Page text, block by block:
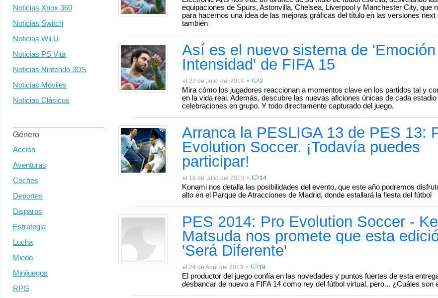
Noticias Xbox 360
Noticias Switch
Noticias Wii U
Noticias PS Vita
Noticias Nintendo 3DS
Noticias Móviles
Noticias Clásicos
Género
Acción
Aventuras
Coches
Deportes
Disparos
Estrategia
Lucha
Miedo
Minijuegos
RPG
equipaciones de Spurs, Astonvilla, Chelsea, Liverpool y Manchester City, que
para hacernos una idea de las mejoras gráficas del título en las versiones next
también
Así es el nuevo sistema de
Intensidad' de FIFA 15
el 22 de Julio del 2014 - 2
Mira cómo los jugadores reaccionan a momentos clave en los partidos tal y
en la vida real. Además, descubre las nuevas aficiones únicas de cada
celebraciones en grupo. Y todo directamente capturado del juego.
Arranca la PESLIGA 13 de PES 13:
Evolution Soccer. ¡Todavía puedes
participar!
el 19 de Julio del 2013 - 14
Konami nos detalla las posibilidades del evento, que este año podremos
alto en el Parque de Atracciones de Madrid, donde estallará la fiesta del fútbol
PES 2014: Pro Evolution Soccer -
Matsuda nos promete que esta
'Será Diferente'
el 24 de Abril del 2013 - 19
El productor del juego confía en las novedades y puntos fuertes de esta
desbancar de nuevo a FIFA 14 como rey del fútbol virtual, pero... ¿Cuáles son